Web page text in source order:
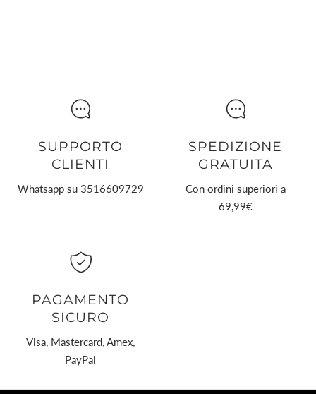
SUPPORTO
CLIENTI
Whatsapp su 3516609729
SPEDIZIONE
GRATUITA
Con ordini superiori a
69,99€
PAGAMENTO
SICURO
Visa, Mastercard, Amex,
PayPal